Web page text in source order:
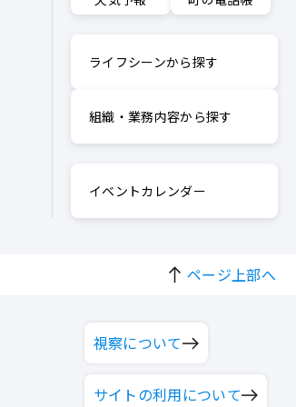
ライフシーンから探す
組織・業務内容から探す
イベントカレンダー
ページ上部へ
視察について
サイトの利用について